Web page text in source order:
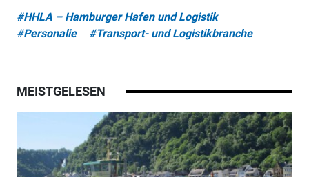
#HHLA – Hamburger Hafen und Logistik
#Personalie
#Transport- und Logistikbranche
MEISTGELESEN